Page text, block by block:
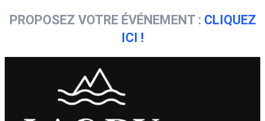
PROPOSEZ VOTRE ÉVÉNEMENT : CLIQUEZ
ICI !